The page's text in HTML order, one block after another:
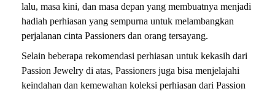
lalu, masa kini, dan masa depan yang membuatnya menjadi
hadiah perhiasan yang sempurna untuk melambangkan
perjalanan cinta Passioners dan orang tersayang.
Selain beberapa rekomendasi perhiasan untuk kekasih dari
Passion Jewelry di atas, Passioners juga bisa menjelajahi
keindahan dan kemewahan koleksi perhiasan dari Passion